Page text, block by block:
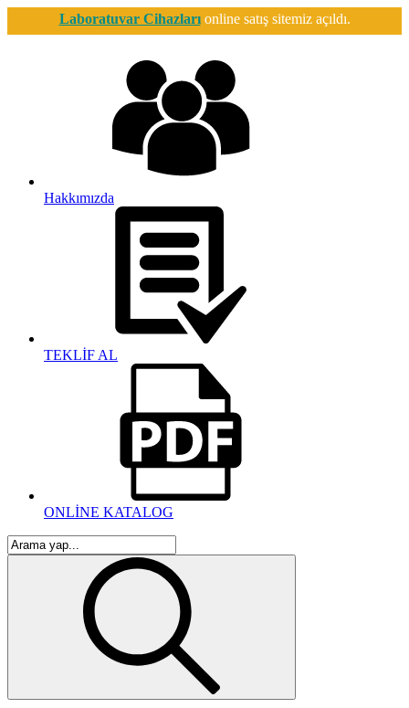
Laboratuvar Cihazlarıonline satış sitemiz açıldı.
Hakkımızda
TEKLİF AL
ONLİNE KATALOG